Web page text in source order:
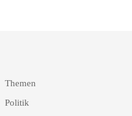
Themen
Politik